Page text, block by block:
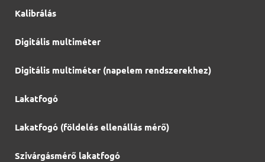
Kalibrálás
Digitális multiméter
Digitális multiméter (napelem rendszerekhez)
Lakatfogó
Lakatfogó (földelés ellenállás mérő)
Szivárgásmérő lakatfogó